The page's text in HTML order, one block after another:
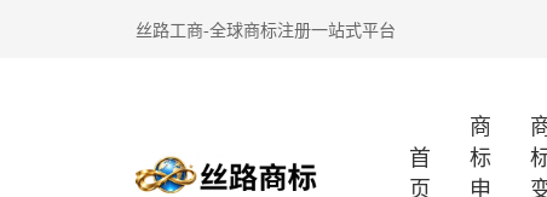
丝路工商-全球商标注册一站式平台
首
页
商
标
申